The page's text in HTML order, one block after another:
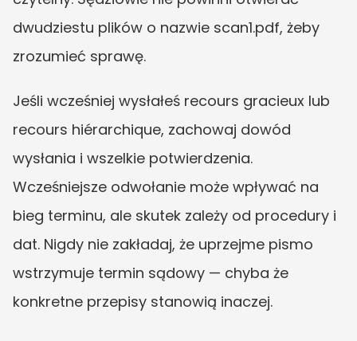
dwudziestu plików o nazwie scan1.pdf, żeby
zrozumieć sprawę.
Jeśli wcześniej wysłałeś recours gracieux lub
recours hiérarchique, zachowaj dowód
wysłania i wszelkie potwierdzenia.
Wcześniejsze odwołanie może wpływać na
bieg terminu, ale skutek zależy od procedury i
dat. Nigdy nie zakładaj, że uprzejme pismo
wstrzymuje termin sądowy — chyba że
konkretne przepisy stanowią inaczej.